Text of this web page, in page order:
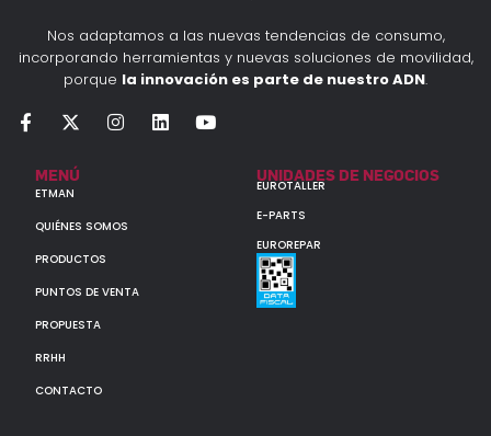
Nos adaptamos a las nuevas tendencias de consumo,
incorporando herramientas y nuevas soluciones de movilidad,
porque la innovación es parte de nuestro ADN.
MENÚ
ETMAN
QUIÉNES SOMOS
PRODUCTOS
PUNTOS DE VENTA
PROPUESTA
RRHH
CONTACTO
UNIDADES DE NEGOCIOS
EUROTALLER
E-PARTS
EUROREPAR